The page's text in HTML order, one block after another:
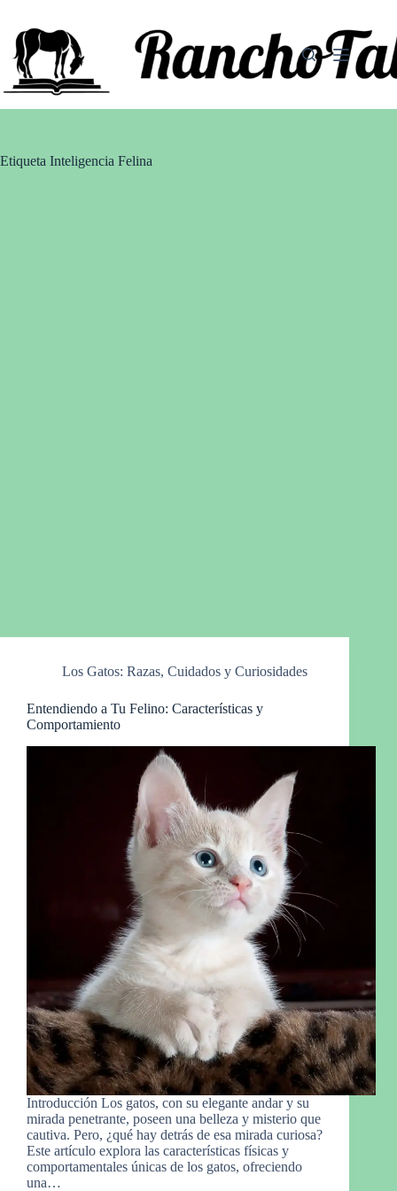
contenido
Etiqueta Inteligencia Felina
Los Gatos: Razas, Cuidados y Curiosidades
Entendiendo a Tu Felino: Características y
Comportamiento
Introducción Los gatos, con su elegante andar y su
mirada penetrante, poseen una belleza y misterio que
cautiva. Pero, ¿qué hay detrás de esa mirada curiosa?
Este artículo explora las características físicas y
comportamentales únicas de los gatos, ofreciendo
una…